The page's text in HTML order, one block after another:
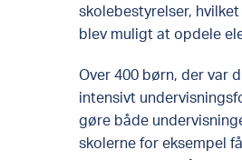
skolebestyrelser,
blev muligt at opdele
Over 400 børn, der var
intensivt
gøre både
skolerne for eksempel